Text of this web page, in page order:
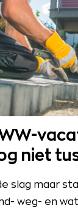
niet
slag maar
weg- en